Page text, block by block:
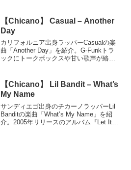
一曲。
【Chicano】 Casual – Another
Day
カリフォルニア出身ラッパーCasualの楽
曲「Another Day」を紹介。G-Funkトラ
ックにトークボックスや甘い歌声が絡む
【Chicano】 Lil Bandit – What’s
My Name
サンディエゴ出身のチカーノラッパーLil
Banditの楽曲「What’s My Name」を紹
介。2005年リリースのアルバム『Let It